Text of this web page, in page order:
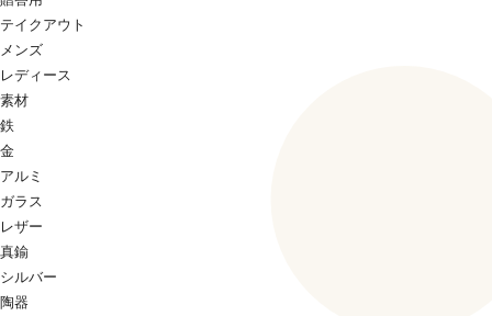
テイクアウト
メンズ
レディース
素材
鉄
金
アルミ
ガラス
レザー
真鍮
シルバー
陶器